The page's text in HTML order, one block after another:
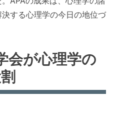
する心理学の今日の地位づ
会が心理学の